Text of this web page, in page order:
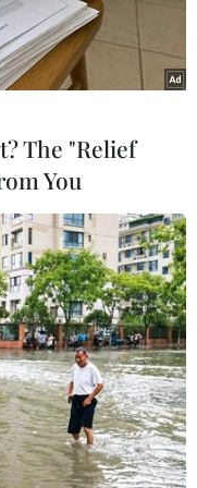
ở Aleppo. ( Nguồn:
bố đã giải
phố Aleppo,
nổi dậy cuối
chính phủ
The "Relief
You